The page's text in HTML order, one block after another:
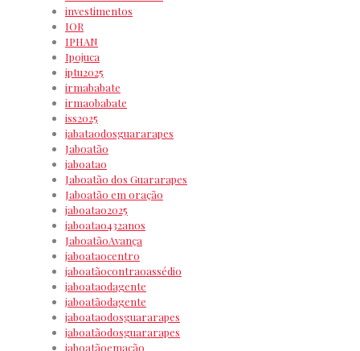
investimentos
IOR
IPHAN
Ipojuca
iptu2025
irmababate
irmaobabate
iss2025
jabataodosguararapes
Jaboatão
jaboatao
Jaboatão dos Guararapes
Jaboatão em oração
jaboatao2025
jaboatao432anos
JaboatãoAvança
jaboataocentro
jaboatãocontraoassédio
jaboataodagente
jaboatãodagente
jaboataodosguararapes
jaboatãodosguararapes
jaboatãoemação